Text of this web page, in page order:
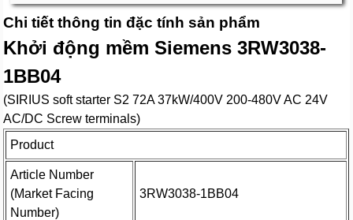
Chi tiết thông tin đặc tính sản phẩm
Khởi động mềm Siemens 3RW3038-
1BB04
(SIRIUS soft starter S2 72A 37kW/400V 200-480V AC 24V
AC/DC Screw terminals)
Product
Article Number
(Market Facing
Number)
3RW3038-1BB04